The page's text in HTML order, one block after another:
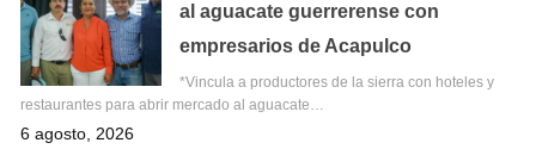
al aguacate guerrerense con
empresarios de Acapulco
*Vincula a productores de la sierra con hoteles y
restaurantes para abrir mercado al aguacate…
6 agosto, 2026